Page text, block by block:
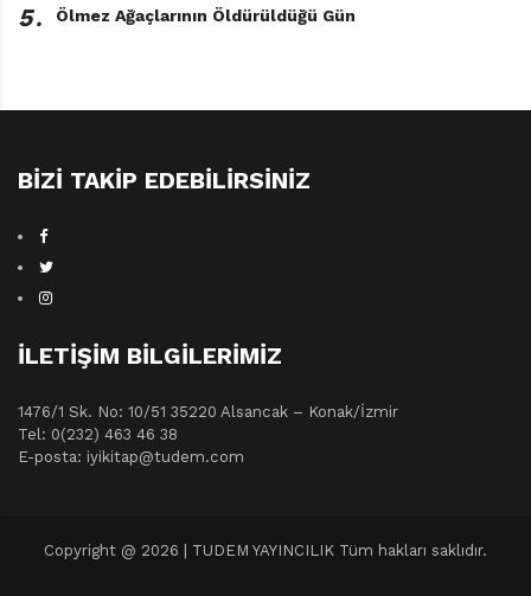
5․ Ölmez Ağaçlarının Öldürüldüğü Gün
BIZI TAKIP EDEBILIRSINIZ
İLETIŞIM BILGILERIMIZ
1476/1 Sk. No: 10/51 35220 Alsancak – Konak/İzmir
Tel: 0(232) 463 46 38
E-posta: iyikitap@tudem.com
Copyright @ 2026 | TUDEM YAYINCILIK Tüm hakları saklıdır.